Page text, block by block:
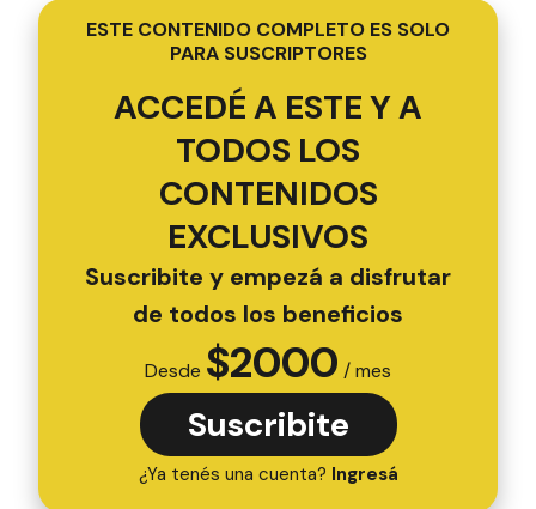
ESTE CONTENIDO COMPLETO ES SOLO
PARA SUSCRIPTORES
ACCEDÉ A ESTE Y A
TODOS LOS
CONTENIDOS
EXCLUSIVOS
Suscribite y empezá a disfrutar
de todos los beneficios
Desde $2000 / mes
Suscribite
¿Ya tenés una cuenta? Ingresá